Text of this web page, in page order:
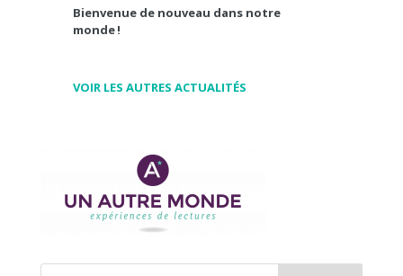
Bienvenue de nouveau dans notre
monde !
VOIR LES AUTRES ACTUALITÉS